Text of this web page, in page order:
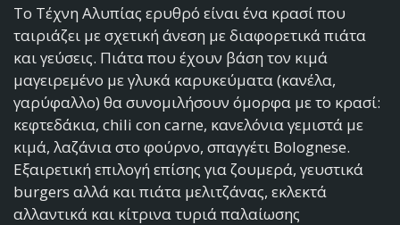
Το Τέχνη Αλυπίας ερυθρό είναι ένα κρασί που
ταιριάζει με σχετική άνεση με διαφορετικά πιάτα
και γεύσεις. Πιάτα που έχουν βάση τον κιμά
μαγειρεμένο με γλυκά καρυκεύματα (κανέλα,
γαρύφαλλο) θα συνομιλήσουν όμορφα με το κρασί:
κεφτεδάκια, chili con carne, κανελόνια γεμιστά με
κιμά, λαζάνια στο φούρνο, σπαγγέτι Bolognese.
Εξαιρετική επιλογή επίσης για ζουμερά, γευστικά
burgers αλλά και πιάτα μελιτζάνας, εκλεκτά
αλλαντικά και κίτρινα τυριά παλαίωσης